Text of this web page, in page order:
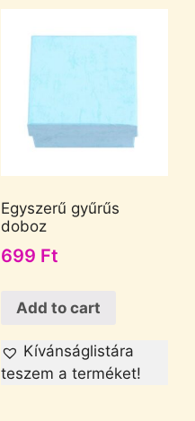
Egyszerű gyűrűs
doboz
699 Ft
Add to cart
Kívánságlistára
teszem a terméket!